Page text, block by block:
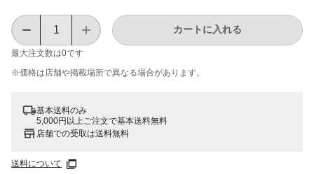
最大注文数は0です
カートに入れる
※価格は​店舗や​掲載場所で​異なる​場合が​あります。
基本送料のみ
5,000円以上ご注文で基本送料無料
店舗での受取は送料無料
送料について